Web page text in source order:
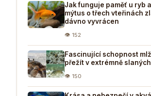
Jak funguje paměť u ryb
mýtus o třech vteřinách
dávno vyvrácen
👁 152
Fascinující schopnost
přežít v extrémně
👁 150